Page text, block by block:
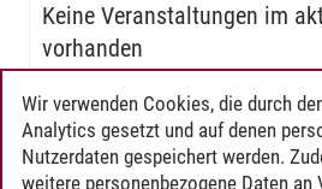
Keine Veranstaltungen im
vorhanden
Timo Leder/30.06.2024
Wir verwenden Cookies, die durch
Analytics gesetzt und auf denen
Nutzerdaten gespeichert werden.
weitere personenbezogene Daten an